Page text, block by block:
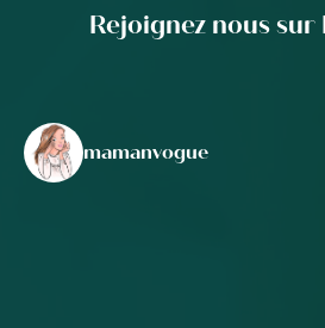
Rejoignez nous
mamanvogue